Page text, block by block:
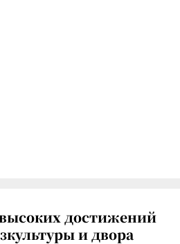
достижений
и двора